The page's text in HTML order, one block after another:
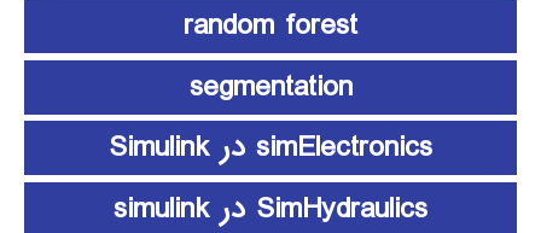
random forest
segmentation
simElectronics در Simulink
SimHydraulics در simulink